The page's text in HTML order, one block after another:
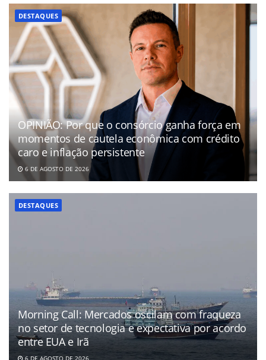
DESTAQUES
OPINIÃO: Por que o consórcio ganha força em
momentos de cautela econômica com crédito
caro e inflação persistente
6 DE AGOSTO DE 2026
DESTAQUES
Morning Call: Mercados oscilam com fraqueza
no setor de tecnologia e expectativa por acordo
entre EUA e Irã
6 DE AGOSTO DE 2026